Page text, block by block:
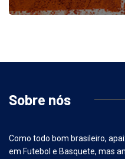
Sobre nós
Como todo bom brasileiro,
em Futebol e Basquete, mas